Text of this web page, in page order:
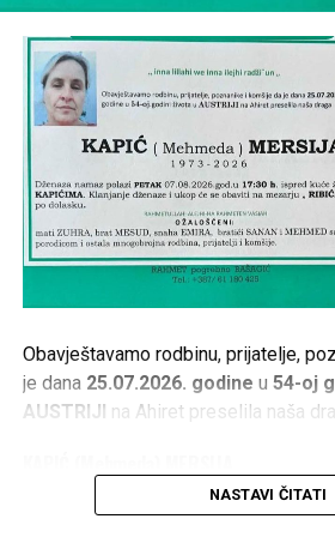
Obavještavamo rodbinu, prijatelje,
je dana 25.07.2026. godine u 54-oj
AUSTRIJI na Ahiret preselila naša
NASTAVI ČITATI